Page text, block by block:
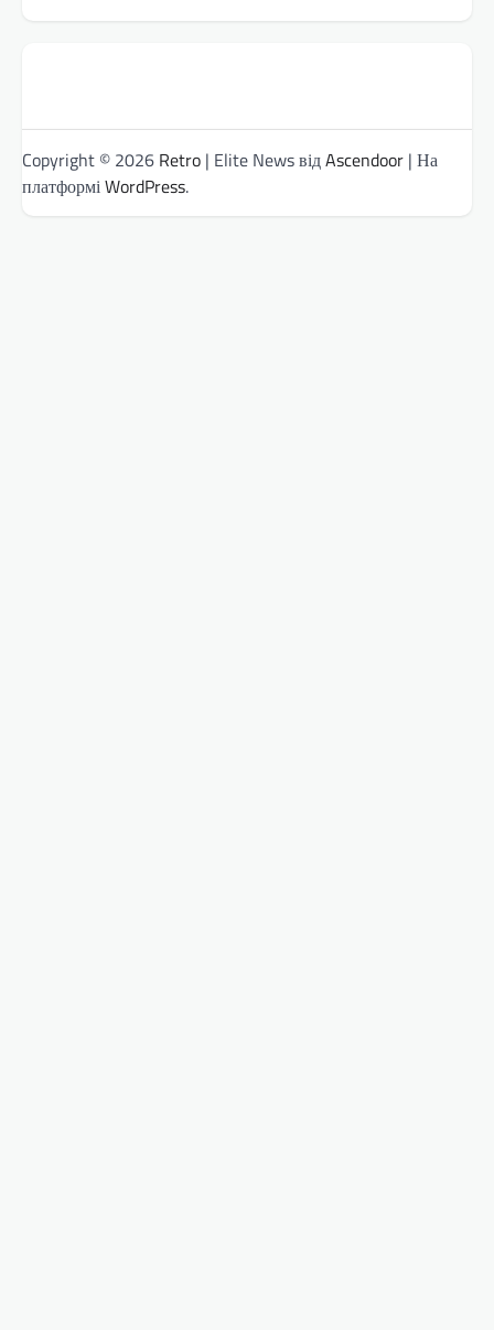
Copyright © 2026 Retro | Elite News відAscendoor | На
платформіWordPress.